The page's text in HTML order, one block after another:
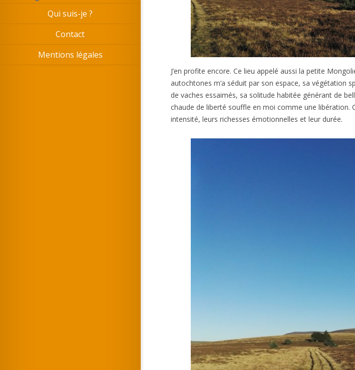
Qui suis-je ?
Contact
Mentions légales
J’en profite encore. Ce lieu appelé aussi la petite
autochtones m’a séduit par son espace, sa végétation
de vaches essaimés, sa solitude habitée générant de
chaude de liberté souffle en moi comme une libération.
intensité, leurs richesses émotionnelles et leur durée.